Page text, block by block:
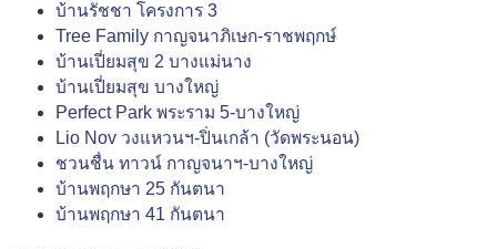
บ้านรัชชา โครงการ 3
Tree Family กาญจนาภิเษก-ราชพฤกษ์
บ้านเปี่ยมสุข 2 บางแม่นาง
บ้านเปี่ยมสุข บางใหญ่
Perfect Park พระราม 5-บางใหญ่
Lio Nov วงแหวนฯ-ปิ่นเกล้า (วัดพระนอน)
ชวนชื่น ทาวน์ กาญจนาฯ-บางใหญ่
บ้านพฤกษา 25 กันตนา
บ้านพฤกษา 41 กันตนา